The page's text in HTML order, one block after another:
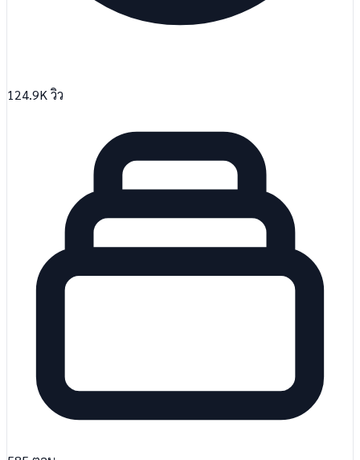
124.9K วิว